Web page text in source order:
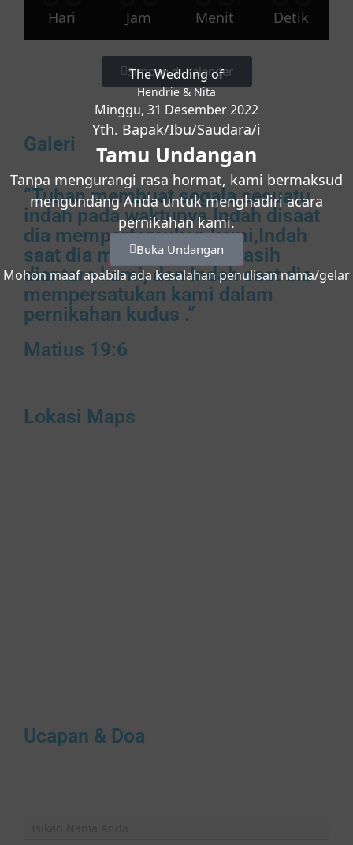
Hari Jam Menit Detik
Simpan di Kalender
Galeri
“Tuhan membuat segala sesuatu
indah pada waktunya.Indah disaat
dia mempertemukan kami,Indah
saat dia menumbuhkah kasih
diantara kami, dan Indah saat dia
mempersatukan kami dalam
pernikahan kudus .”
Matius 19:6
Lokasi Maps
Ucapan & Doa
The Wedding of
Hendrie & Nita
Minggu, 31 Desember 2022
Yth. Bapak/Ibu/Saudara/i
Tamu Undangan
Tanpa mengurangi rasa hormat, kami bermaksud
mengundang Anda untuk menghadiri acara
pernikahan kami.
Buka Undangan
Mohon maaf apabila ada kesalahan penulisan nama/gelar